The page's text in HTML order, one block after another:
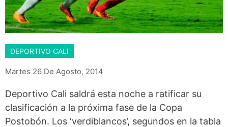
DEPORTIVO CALI
Martes 26 De Agosto, 2014
Deportivo Cali saldrá esta noche a ratificar su
clasificación a la próxima fase de la Copa
Postobón. Los ‘verdiblancos’, segundos en la tabla